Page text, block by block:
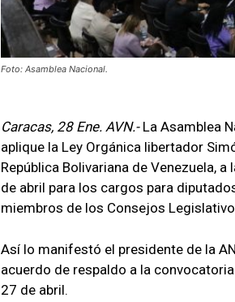
Foto: Asamblea Nacional.
Caracas, 28 Ene. AVN.- La Asamblea
aplique la Ley Orgánica libertador
República Bolivariana de Venezuela,
de abril para los cargos para
miembros de los Consejos
Así lo manifestó el presidente de la
acuerdo de respaldo a la
27 de abril.